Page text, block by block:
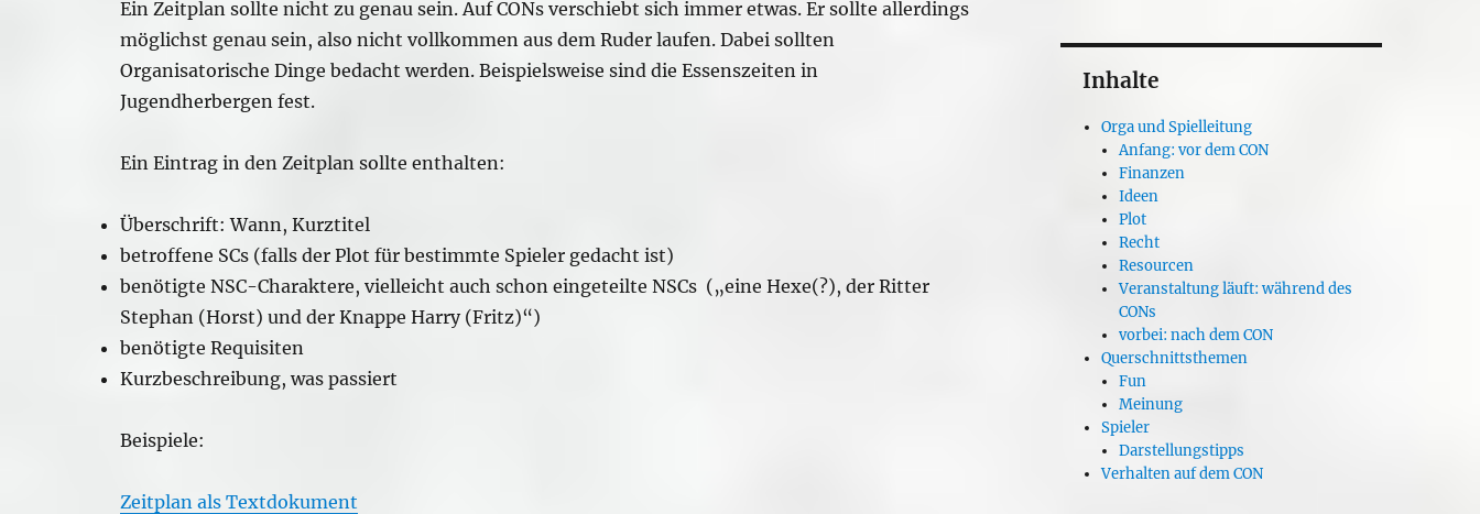
Ein Zeitplan sollte nicht zu genau sein. Auf CONs verschiebt sich immer etwas. Er sollte allerdings
möglichst genau sein, also nicht vollkommen aus dem Ruder laufen. Dabei sollten
Organisatorische Dinge bedacht werden. Beispielsweise sind die Essenszeiten in
Jugendherbergen fest.
Ein Eintrag in den Zeitplan sollte enthalten:
Überschrift: Wann, Kurztitel
betroffene SCs (falls der Plot für bestimmte Spieler gedacht ist)
benötigte NSC-Charaktere, vielleicht auch schon eingeteilte NSCs („eine Hexe(?), der Ritter
Stephan (Horst) und der Knappe Harry (Fritz)“)
benötigte Requisiten
Kurzbeschreibung, was passiert
Beispiele:
Zeitplan als Textdokument
Inhalte
Orga und Spielleitung
Anfang: vor dem CON
Finanzen
Ideen
Plot
Recht
Resourcen
Veranstaltung läuft: während des
CONs
vorbei: nach dem CON
Querschnittsthemen
Fun
Meinung
Spieler
Darstellungstipps
Verhalten auf dem CON